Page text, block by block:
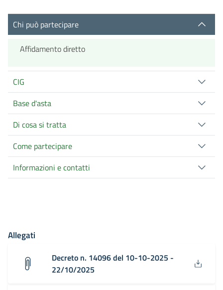
Chi può partecipare
Affidamento diretto
CIG
Base d'asta
Di cosa si tratta
Come partecipare
Informazioni e contatti
Allegati
Decreto n. 14096 del 10-10-2025 -
22/10/2025